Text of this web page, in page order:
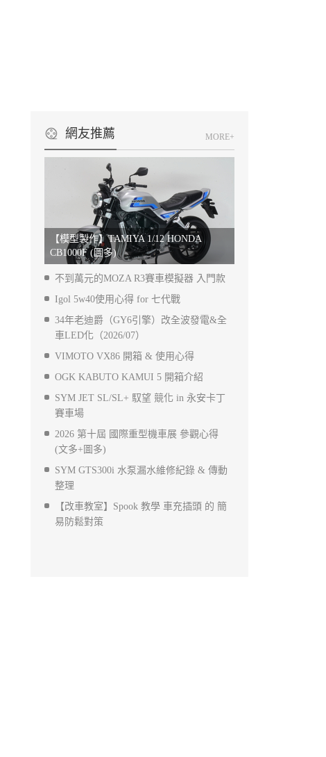
網友推薦 MORE+
【模型製作】TAMIYA 1/12 HONDA
CB1000F (圖多)
不到萬元的MOZA R3賽車模擬器 入門款
Igol 5w40使用心得 for 七代戰
34年老迪爵（GY6引擎）改全波發電&全
車LED化（2026/07）
VIMOTO VX86 開箱 & 使用心得
OGK KABUTO KAMUI 5 開箱介紹
SYM JET SL/SL+ 馭望 競化 in 永安卡丁
賽車場
2026 第十屆 國際重型機車展 參觀心得
(文多+圖多)
SYM GTS300i 水泵漏水維修紀錄 & 傳動
整理
【改車教室】Spook 教學 車充插頭 的 簡
易防鬆對策